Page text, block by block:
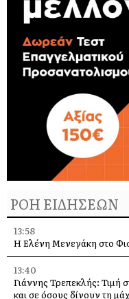
ΡΟΗ ΕΙΔΗΣΕΩΝ
13:58
Η Ελένη Μενεγάκη στο
13:40
Γιάννης Τρεπεκλής: Τιμή
και σε όσους δίνουν τη